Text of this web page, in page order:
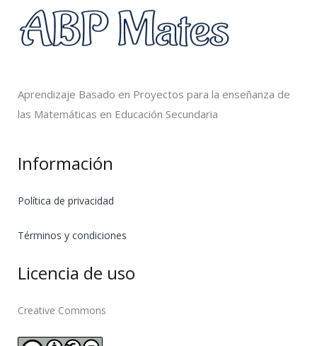
Aprendizaje Basado en Proyectos para la enseñanza de
las Matemáticas en Educación Secundaria
Información
Política de privacidad
Términos y condiciones
Licencia de uso
Creative Commons